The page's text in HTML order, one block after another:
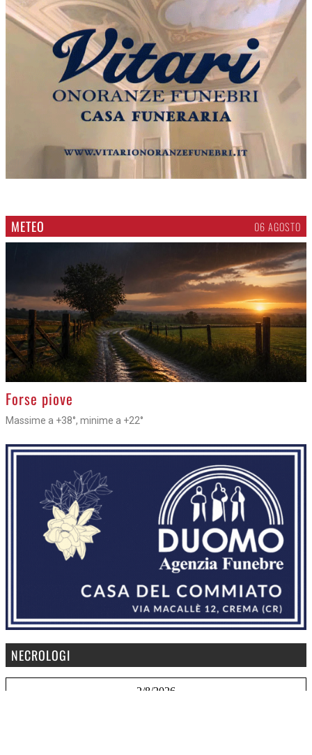
METEO 06 AGOSTO
>
Forse piove
Massime a +38°, minime a +22°
NECROLOGI
2/8/2026